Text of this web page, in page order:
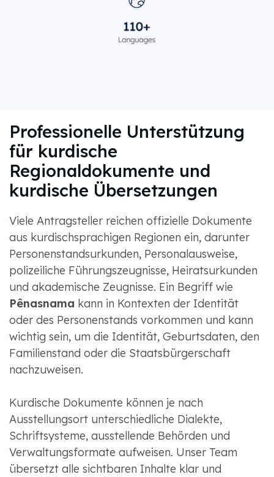
Professionelle Unterstützung
für kurdische
Regionaldokumente und
kurdische Übersetzungen
Viele Antragsteller reichen offizielle Dokumente
aus kurdischsprachigen Regionen ein, darunter
Personenstandsurkunden, Personalausweise,
polizeiliche Führungszeugnisse, Heiratsurkunden
und akademische Zeugnisse. Ein Begriff wie
Pênasnama kann in Kontexten der Identität
oder des Personenstands vorkommen und kann
wichtig sein, um die Identität, Geburtsdaten, den
Familienstand oder die Staatsbürgerschaft
nachzuweisen.
Kurdische Dokumente können je nach
Ausstellungsort unterschiedliche Dialekte,
Schriftsysteme, ausstellende Behörden und
Verwaltungsformate aufweisen. Unser Team
übersetzt alle sichtbaren Inhalte klar und